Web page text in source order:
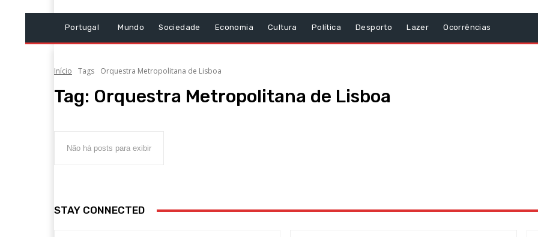
Portugal Mundo Sociedade Economia Cultura Política Desporto Lazer Ocorrências
Início Tags Orquestra Metropolitana de Lisboa
Tag: Orquestra Metropolitana de Lisboa
Não há posts para exibir
STAY CONNECTED